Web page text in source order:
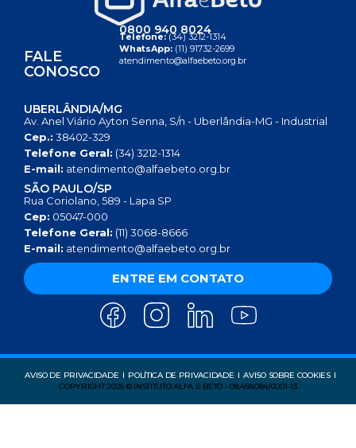
FALE
CONOSCO
0800 940 8024
Telefone:(34) 3212-1314
WhatsApp: (11) 91732-2699
atendimento@alfaebeto.org.br
UBERLÂNDIA/MG
Av. Anel Viário Ayton Senna, S/n - Uberlândia-MG - Industrial
Cep.: 38402-329
Telefone Geral: (34) 3212-1314
E-mail: atendimento@alfaebeto.org.br
SÃO PAULO/SP
Rua Coriolano, 589 - Lapa SP
Cep: 05047-000
Telefone Geral: (11) 3068-8666
E-mail: atendimento@alfaebeto.org.br
ENTRE EM CONTATO
AVISO DE PRIVACIDADE POLÍTICA DE PRIVACIDADE
AVISO SOBRE COOKIES
COPYRIGHT 2025 © INSTITUTO ALFA E BETO - 08.458.084/0001-13